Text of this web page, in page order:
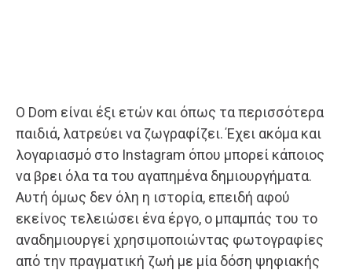
Ο Dom είναι έξι ετών και όπως τα περισσότερα
παιδιά, λατρεύει να ζωγραφίζει. Έχει ακόμα και
λογαριασμό στο Instagram όπου μπορεί κάποιος
να βρει όλα τα του αγαπημένα δημιουργήματα.
Αυτή όμως δεν όλη η ιστορία, επειδή αφού
εκείνος τελειώσει ένα έργο, ο μπαμπάς του το
αναδημιουργεί χρησιμοποιώντας φωτογραφίες
από την πραγματική ζωή με μία δόση ψηφιακής